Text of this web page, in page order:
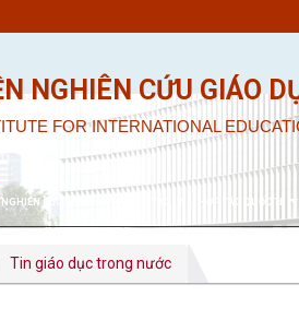
NGHIÊN CỨU GIÁO
FOR INTERNATIONAL
NGHIÊN CỨU KHOA HỌC & ĐÀO TẠO HỢP TÁC QUỐC TẾ
Tin giáo dục trong nước